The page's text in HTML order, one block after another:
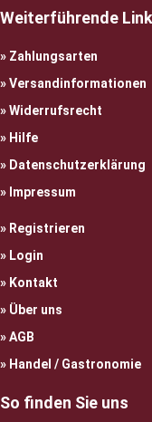
Weiterführende
Zahlungsarten
Versandinformationen
Widerrufsrecht
Hilfe
Datenschutzerklärung
Impressum
Registrieren
Login
Kontakt
Über uns
AGB
Handel / Gastronomie
So finden Sie uns